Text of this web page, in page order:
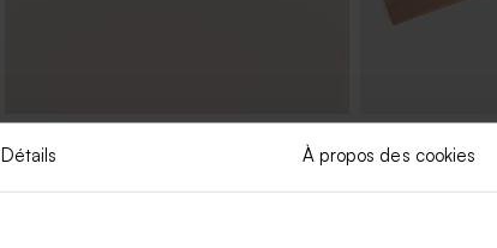
Détails À propos des cookies
Décapsuleur anniversaire avec
Règle bois